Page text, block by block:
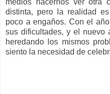
distinta, pero la realidad
poco a engaños. Con el
sus dificultades, y el nuevo
heredando los mismos
siento la necesidad de